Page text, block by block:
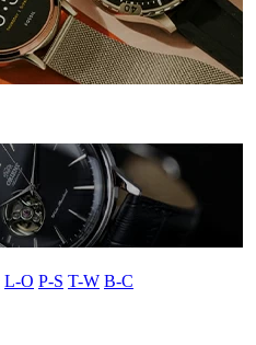
L-O P-S T-W В-С